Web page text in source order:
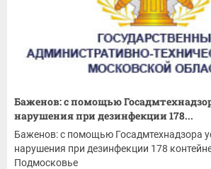
Баженов: с помощью
нарушения при дезинфекции 178...
Баженов: с помощью Госадмтехнадзора
нарушения при дезинфекции 178
Подмосковье